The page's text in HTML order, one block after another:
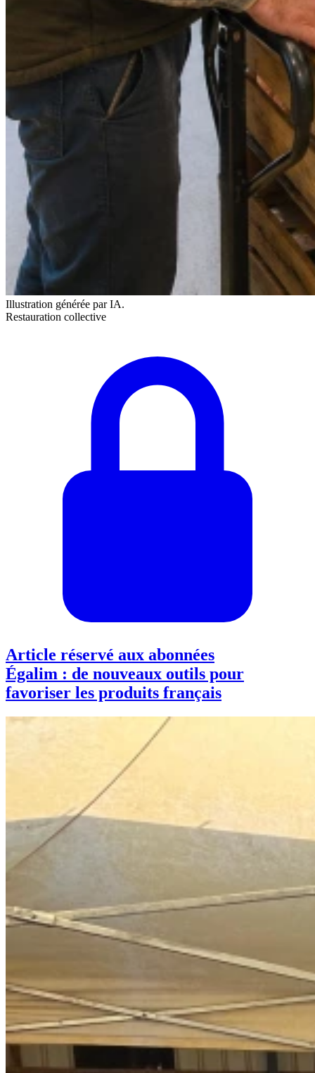
Illustration générée par IA.
Restauration collective
Article réservé aux abonnées
Égalim : de nouveaux outils pour
favoriser les produits français